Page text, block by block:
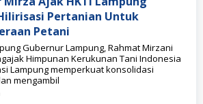
Pertanian Untuk
Petani
Gubernur Lampung, Rahmat Mirzani
Himpunan Kerukunan Tani Indonesia
Lampung memperkuat konsolidasi
mengambil